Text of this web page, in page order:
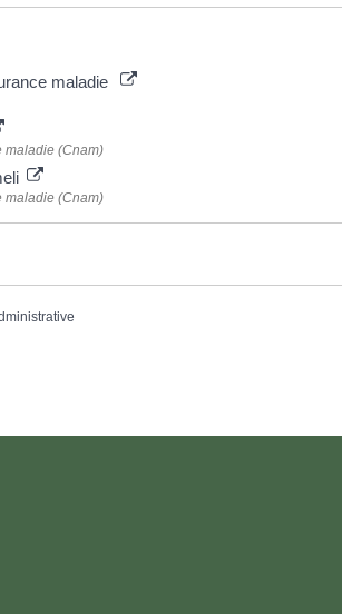
maladie
maladie (Cnam)
maladie (Cnam)